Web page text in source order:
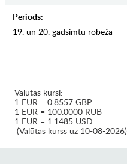
Periods:
19. un 20. gadsimtu robeža
Valūtas kursi:
1 EUR = 0.8557 GBP
1 EUR = 100.0000 RUB
1 EUR = 1.1485 USD
(Valūtas kurss uz 10-08-2026)